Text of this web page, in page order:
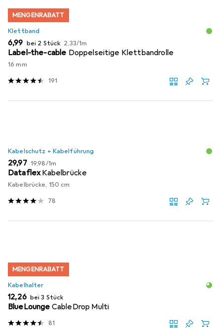
MENGENRABATT
Klettband
EUR
6,99 bei 2 Stück EUR
2,33/1m
Label-the-cable Doppelseitige Klettbandrolle
16 mm
191
Kabelschutz + Kabelführung
EUR
29,97 EUR
19,98/1m
DataflexKabelbrücke
Kabelbrücke, 150 cm
78
MENGENRABATT
Kabelhalter
EUR
12,26 bei 3 Stück
BlueLounge CableDrop Multi
81